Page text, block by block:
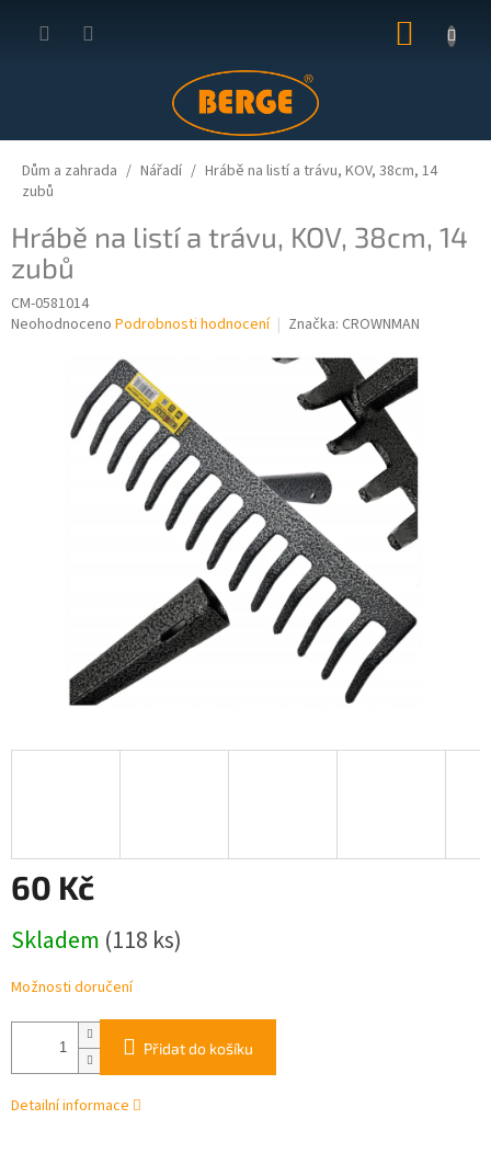
KOŠÍK
Dům a zahrada Nářadí
Hrábě na listí a trávu, KOV, 38cm, 14
zubů
Hrábě na listí a trávu, KOV, 38cm, 14
zubů
CM-0581014
Průměrné
Neohodnoceno Podrobnosti hodnocení Značka: CROWNMAN
60 Kč
cena:
Skladem (118 ks)
Možnosti doručení
Přidat do košíku
Detailní informace